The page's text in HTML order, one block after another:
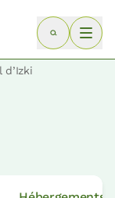
d’Izki